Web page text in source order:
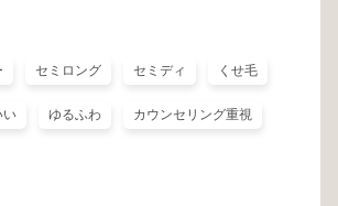
セミロング セミディ くせ毛
い ゆるふわ カウンセリング重視